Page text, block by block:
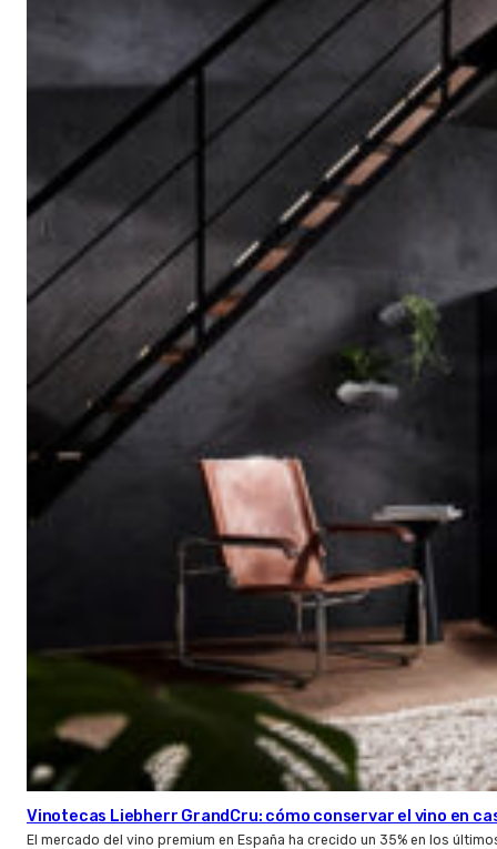
Vinotecas Liebherr GrandCru: cómo conservar el vino en
El mercado del vino premium en España ha crecido un 35% en los